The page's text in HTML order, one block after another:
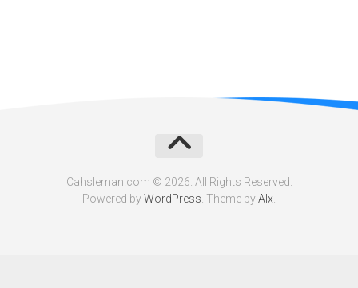
Cahsleman.com © 2026. All Rights Reserved.
Powered byWordPress . Theme byAlx